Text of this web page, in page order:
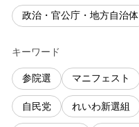
政治・官公庁・地方自治体
キーワード
参院選 マニフェスト
自民党 れいわ新選組